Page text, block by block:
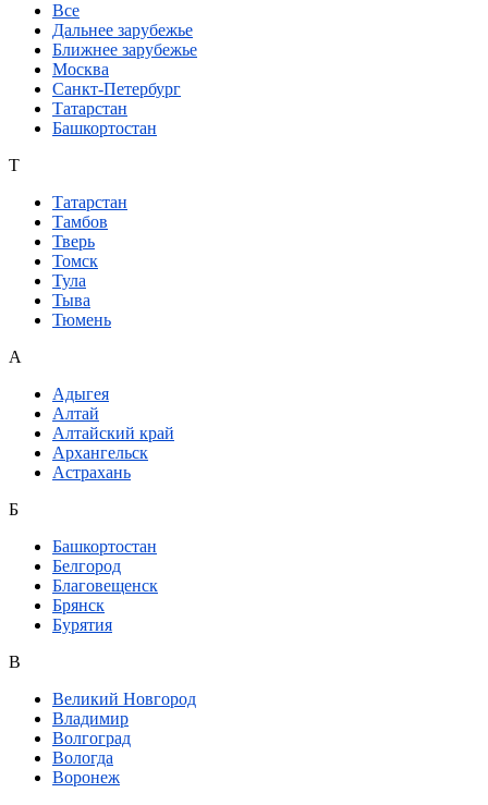
Все
Дальнее зарубежье
Ближнее зарубежье
Москва
Санкт-Петербург
Татарстан
Башкортостан
Т
Татарстан
Тамбов
Тверь
Томск
Тула
Тыва
Тюмень
А
Адыгея
Алтай
Алтайский край
Архангельск
Астрахань
Б
Башкортостан
Белгород
Благовещенск
Брянск
Бурятия
В
Великий Новгород
Владимир
Волгоград
Вологда
Воронеж